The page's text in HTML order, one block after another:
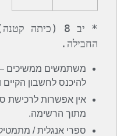
החבילה.
משתמשים ממשיכים –
להיכנס לחשבון הקיים
אין אפשרות לרכישת
מתוך הרשימה.
ספרי אנגלית /